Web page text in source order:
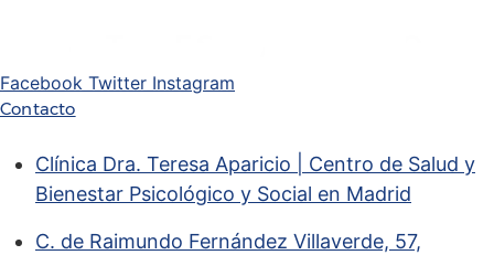
Facebook Twitter Instagram
Contacto
Clínica Dra. Teresa Aparicio | Centro de Salud y
Bienestar Psicológico y Social en Madrid
C. de Raimundo Fernández Villaverde, 57,